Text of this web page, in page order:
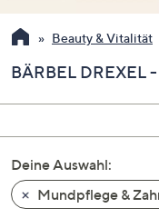
verwenden
Sie
Pfeiltasten
nach
und
nach
unten
oder
Beauty & Vitalität
BÄRBEL DREXEL
Deine Auswahl:
Mundpflege &